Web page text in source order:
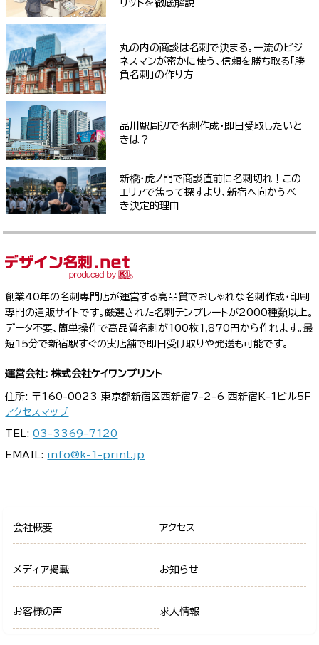
リットを徹底解説
丸の内の商談は名刺で決まる。一流のビジ
ネスマンが密かに使う、信頼を勝ち取る「勝
負名刺」の作り方
品川駅周辺で名刺作成・即日受取したいと
きは？
新橋・虎ノ門で商談直前に名刺切れ！この
エリアで焦って探すより、新宿へ向かうべ
き決定的理由
創業40年の名刺専門店が運営する高品質でおしゃれな名刺作成・印刷
専門の通販サイトです。厳選された名刺テンプレートが2000種類以上。
データ不要、簡単操作で高品質名刺が100枚1,870円から作れます。最
短15分で新宿駅すぐの実店舗で即日受け取りや発送も可能です。
運営会社: 株式会社ケイワンプリント
住所: 〒160-0023 東京都新宿区西新宿7-2-6 西新宿K-1ビル5F
アクセスマップ
TEL:03-3369-7120
EMAIL: info@k-1-print.jp
会社概要 アクセス
メディア掲載 お知らせ
お客様の声 求人情報